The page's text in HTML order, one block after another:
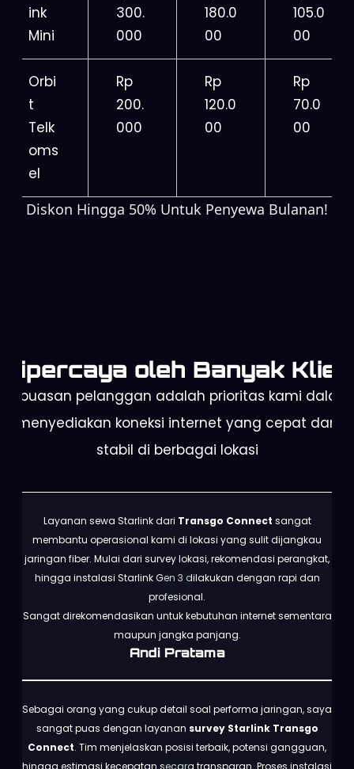
ink
Mini
300.
000
180.0
00
105.0
00
Orbi
t
Telk
oms
el
Rp
200.
000
Rp
120.0
00
Rp
70.0
00
Diskon Hingga 50% Untuk Penyewa Bulanan!
Dipercaya oleh Banyak Klien
Kepuasan pelanggan adalah prioritas kami dalam
menyediakan koneksi internet yang cepat dan
stabil di berbagai lokasi
Layanan sewa Starlink dari Transgo Connect sangat
membantu operasional kami di lokasi yang sulit dijangkau
jaringan fiber. Mulai dari survey lokasi, rekomendasi perangkat,
hingga instalasi Starlink Gen 3 dilakukan dengan rapi dan
profesional.
Sangat direkomendasikan untuk kebutuhan internet sementara
maupun jangka panjang.
Andi Pratama
Sebagai orang yang cukup detail soal performa jaringan, saya
sangat puas dengan layanan survey Starlink Transgo
Connect. Tim menjelaskan posisi terbaik, potensi gangguan,
hingga estimasi kecepatan secara transparan. Proses instalasi